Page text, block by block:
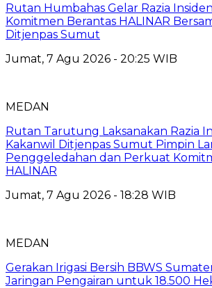
Rutan Humbahas Gelar Razia
Komitmen Berantas HALINAR
Ditjenpas Sumut
Jumat, 7 Agu 2026 - 20:25 WIB
MEDAN
Rutan Tarutung Laksanakan Razia
Kakanwil Ditjenpas Sumut Pimpin
Penggeledahan dan Perkuat
HALINAR
Jumat, 7 Agu 2026 - 18:28 WIB
MEDAN
Gerakan Irigasi Bersih BBWS
Jaringan Pengairan untuk 18.500